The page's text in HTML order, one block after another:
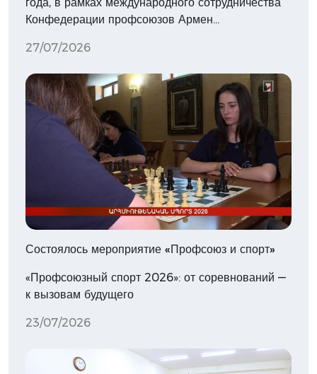
Конфедерации профсоюзов Армен…
27/07/2026
Состоялось мероприятие «Профсоюз и спорт»
«Профсоюзный спорт 2026»: от соревнований —
к вызовам будущего
23/07/2026